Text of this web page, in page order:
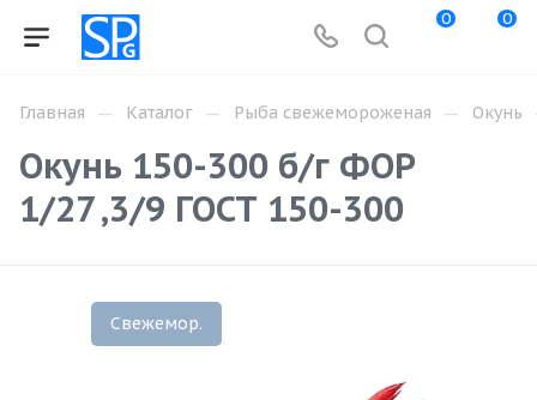
0 0
Главная — Каталог — Рыба свежемороженая — Окунь
Окунь 150-300 б/г ФОР
1/27 ,3/9 ГОСТ 150-300
Свежемор.